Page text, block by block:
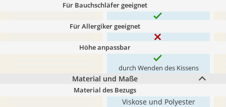
Für Bauchschläfer geeignet
Für Allergiker geeignet
Höhe anpassbar
durch Wenden des Kissens
Material und Maße
Material des Bezugs
Viskose und Polyester